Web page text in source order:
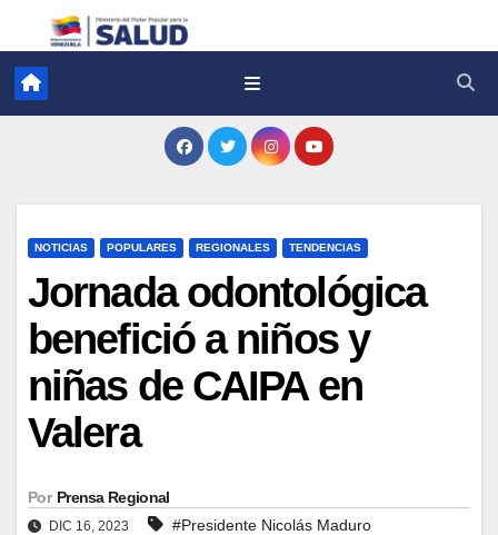
NOTICIAS POPULARES REGIONALES TENDENCIAS
Jornada odontológica
benefició a niños y
niñas de CAIPA en
Valera
Por Prensa Regional
DIC 16, 2023 #Presidente Nicolás Maduro